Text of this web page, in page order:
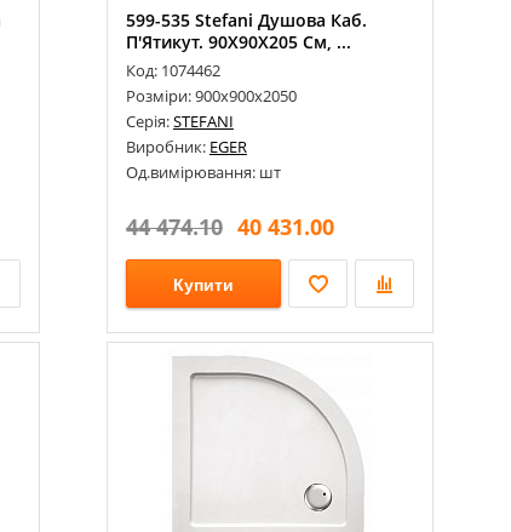
599-535 Stefani Душова Каб.
П'Ятикут. 90Х90Х205 См, ...
Код: 1074462
Розміри: 900х900х2050
Серія:STEFANI
Виробник: EGER
Од.вимірювання: шт
44 474.10 40 431.00
Купити